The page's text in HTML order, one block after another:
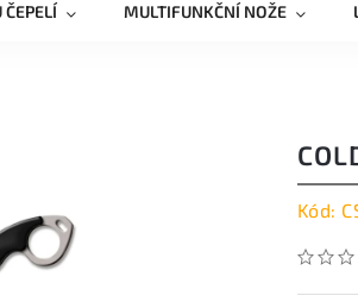
ČEPELÍ MULTIFUNKČNÍ NOŽE
Kód: